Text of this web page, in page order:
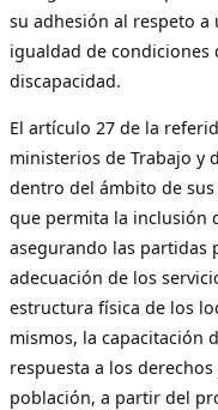
su adhesión al respeto
igualdad de condiciones
discapacidad.
El artículo 27 de la
ministerios de Trabajo y
dentro del ámbito de
que permita la inclusión
asegurando las partidas
adecuación de los
estructura física de los
mismos, la capacitación
respuesta a los
población, a partir del